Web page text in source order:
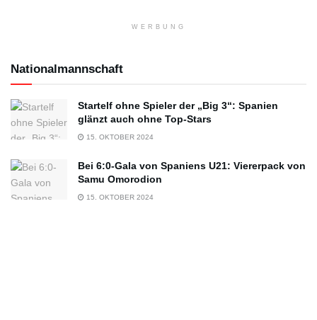
WERBUNG
Nationalmannschaft
Startelf ohne Spieler der „Big 3“: Spanien
glänzt auch ohne Top-Stars
15. OKTOBER 2024
Bei 6:0-Gala von Spaniens U21: Viererpack von
Samu Omorodion
15. OKTOBER 2024